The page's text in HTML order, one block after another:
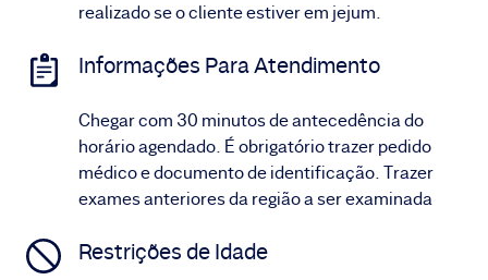
realizado se o cliente estiver em jejum.
Informações Para Atendimento
Chegar com 30 minutos de antecedência do
horário agendado. É obrigatório trazer pedido
médico e documento de identificação. Trazer
exames anteriores da região a ser examinada
Restrições de Idade